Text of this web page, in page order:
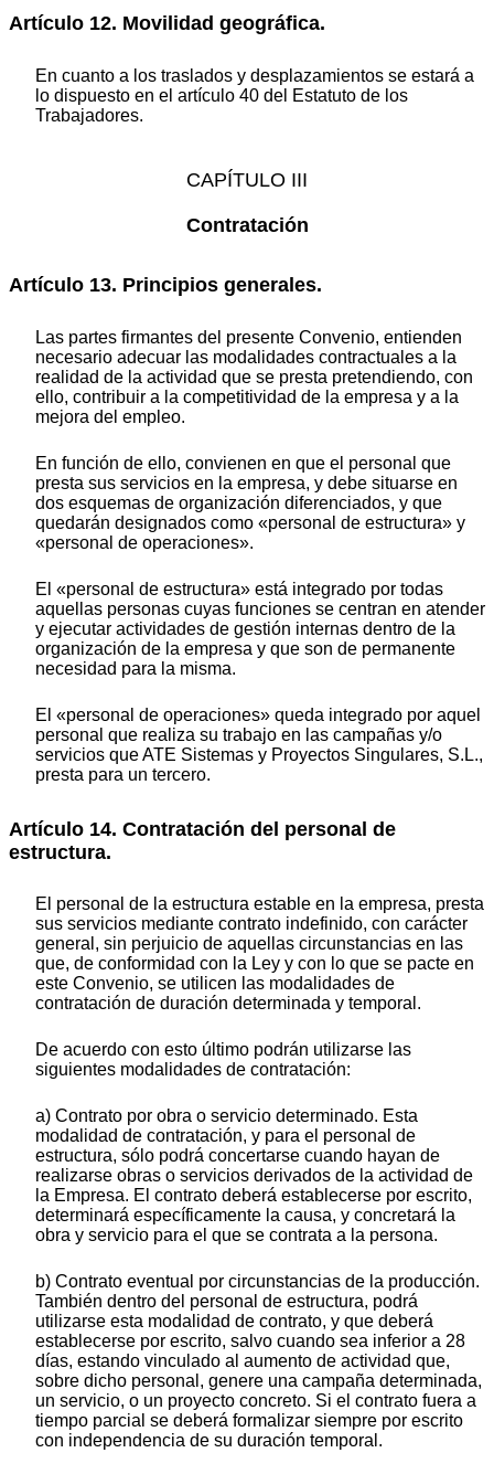
Artículo 12. Movilidad geográfica.
En cuanto a los traslados y desplazamientos se estará a
lo dispuesto en el artículo 40 del Estatuto de los
Trabajadores.
CAPÍTULO III
Contratación
Artículo 13. Principios generales.
Las partes firmantes del presente Convenio, entienden
necesario adecuar las modalidades contractuales a la
realidad de la actividad que se presta pretendiendo, con
ello, contribuir a la competitividad de la empresa y a la
mejora del empleo.
En función de ello, convienen en que el personal que
presta sus servicios en la empresa, y debe situarse en
dos esquemas de organización diferenciados, y que
quedarán designados como «personal de estructura» y
«personal de operaciones».
El «personal de estructura» está integrado por todas
aquellas personas cuyas funciones se centran en atender
y ejecutar actividades de gestión internas dentro de la
organización de la empresa y que son de permanente
necesidad para la misma.
El «personal de operaciones» queda integrado por aquel
personal que realiza su trabajo en las campañas y/o
servicios que ATE Sistemas y Proyectos Singulares, S.L.,
presta para un tercero.
Artículo 14. Contratación del personal de
estructura.
El personal de la estructura estable en la empresa, presta
sus servicios mediante contrato indefinido, con carácter
general, sin perjuicio de aquellas circunstancias en las
que, de conformidad con la Ley y con lo que se pacte en
este Convenio, se utilicen las modalidades de
contratación de duración determinada y temporal.
De acuerdo con esto último podrán utilizarse las
siguientes modalidades de contratación:
a) Contrato por obra o servicio determinado. Esta
modalidad de contratación, y para el personal de
estructura, sólo podrá concertarse cuando hayan de
realizarse obras o servicios derivados de la actividad de
la Empresa. El contrato deberá establecerse por escrito,
determinará específicamente la causa, y concretará la
obra y servicio para el que se contrata a la persona.
b) Contrato eventual por circunstancias de la producción.
También dentro del personal de estructura, podrá
utilizarse esta modalidad de contrato, y que deberá
establecerse por escrito, salvo cuando sea inferior a 28
días, estando vinculado al aumento de actividad que,
sobre dicho personal, genere una campaña determinada,
un servicio, o un proyecto concreto. Si el contrato fuera a
tiempo parcial se deberá formalizar siempre por escrito
con independencia de su duración temporal.